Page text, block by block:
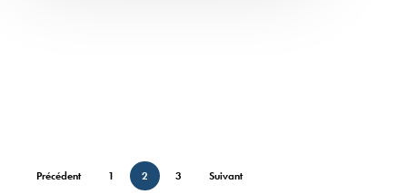
Précédent 1 2 3 Suivant